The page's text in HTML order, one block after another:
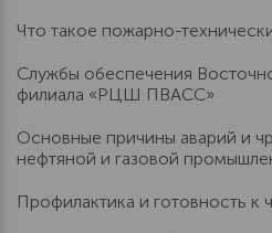
Что такое пожарно-
Службы обеспечения
филиала «РЦШ ПВАСС»
Основные причины аварий и
нефтяной и газовой
Профилактика и готовность к